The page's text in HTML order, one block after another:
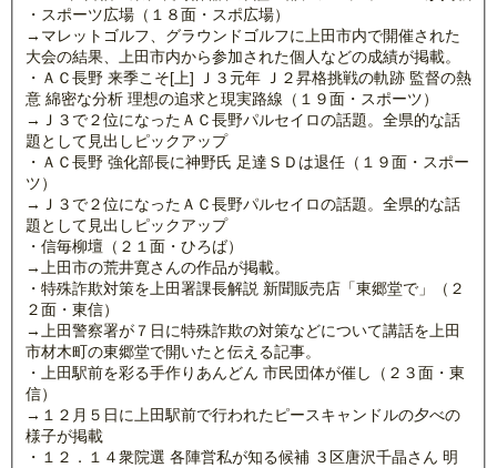
・スポーツ広場（１８面・スポ広場）
→マレットゴルフ、グラウンドゴルフに上田市内で開催された
大会の結果、上田市内から参加された個人などの成績が掲載。
・ＡＣ長野 来季こそ[上] Ｊ３元年 Ｊ２昇格挑戦の軌跡 監督の熱
意 綿密な分析 理想の追求と現実路線（１９面・スポーツ）
→Ｊ３で２位になったＡＣ長野パルセイロの話題。全県的な話
題として見出しピックアップ
・ＡＣ長野 強化部長に神野氏 足達ＳＤは退任（１９面・スポー
ツ）
→Ｊ３で２位になったＡＣ長野パルセイロの話題。全県的な話
題として見出しピックアップ
・信毎柳壇（２１面・ひろば）
→上田市の荒井寛さんの作品が掲載。
・特殊詐欺対策を上田署課長解説 新聞販売店「東郷堂で」（２
２面・東信）
→上田警察署が７日に特殊詐欺の対策などについて講話を上田
市材木町の東郷堂で開いたと伝える記事。
・上田駅前を彩る手作りあんどん 市民団体が催し（２３面・東
信）
→１２月５日に上田駅前で行われたピースキャンドルの夕べの
様子が掲載
・１２．１４衆院選 各陣営私が知る候補 ３区唐沢千晶さん 明